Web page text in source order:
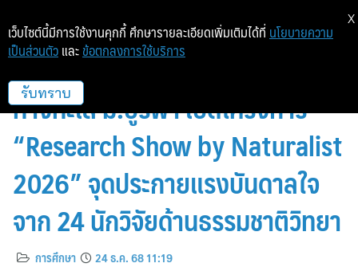
NSM จับมือ สถาบันวิทยาศาสตร์
ทางทะเล ม.บูรพา เปิดโครงการ
“Research Show by Naturalist
2026” จุดประกายแรงบันดาลใจ
จาก 24 นักวิจัยด้านธรรมชาติวิทยา
การศึกษา 24 ธ.ค. 68 11:19
เว็บไซต์นี้มีการใช้งานคุกกี้ ศึกษารายละเอียดเพิ่มเติมได้ที่ นโยบายความ
เป็นส่วนตัว และ ข้อตกลงการใช้บริการ
รับทราบ
X